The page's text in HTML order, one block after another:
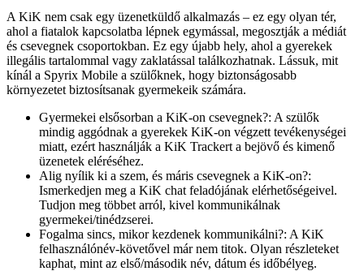
A KiK nem csak egy üzenetküldő alkalmazás – ez egy olyan tér,
ahol a fiatalok kapcsolatba lépnek egymással, megosztják a médiát
és csevegnek csoportokban. Ez egy újabb hely, ahol a gyerekek
illegális tartalommal vagy zaklatással találkozhatnak. Lássuk, mit
kínál a Spyrix Mobile a szülőknek, hogy biztonságosabb
környezetet biztosítsanak gyermekeik számára.
Gyermekei elsősorban a KiK-on csevegnek?: A szülők
mindig aggódnak a gyerekek KiK-on végzett tevékenységei
miatt, ezért használják a KiK Trackert a bejövő és kimenő
üzenetek eléréséhez.
Alig nyílik ki a szem, és máris csevegnek a KiK-on?:
Ismerkedjen meg a KiK chat feladójának elérhetőségeivel.
Tudjon meg többet arról, kivel kommunikálnak
gyermekei/tinédzserei.
Fogalma sincs, mikor kezdenek kommunikálni?: A KiK
felhasználónév-követővel már nem titok. Olyan részleteket
kaphat, mint az első/második név, dátum és időbélyeg.